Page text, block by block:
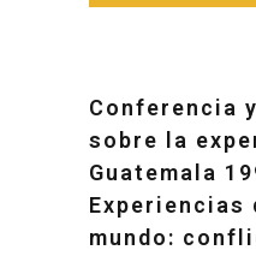
Conferencia
sobre la
Guatemala
Experiencias
mundo: